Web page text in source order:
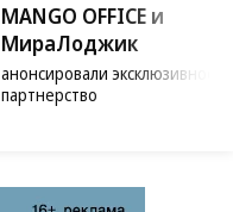
MANGO OFFICE и
МираЛоджик
анонсировали эксклюзивное
партнерство